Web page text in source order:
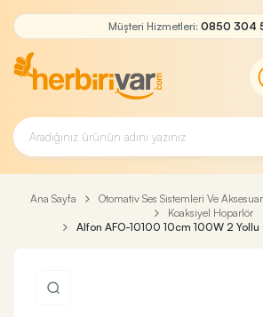
Müşteri Hizmetleri: 0850 304
Ana Sayfa Otomativ Ses Sistemleri Ve
Koaksiyel Hoparlör
Alfon AFO-10100 10cm 100W 2